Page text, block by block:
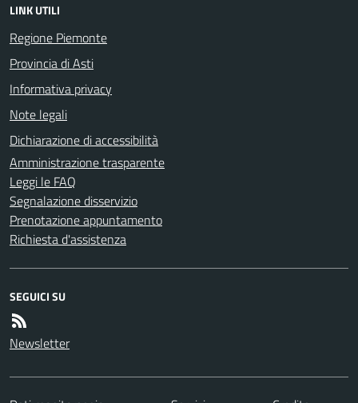
LINK UTILI
Regione Piemonte
Provincia di Asti
Informativa privacy
Note legali
Dichiarazione di accessibilità
Amministrazione trasparente
Leggi le FAQ
Segnalazione disservizio
Prenotazione appuntamento
Richiesta d'assistenza
SEGUICI SU
Newsletter